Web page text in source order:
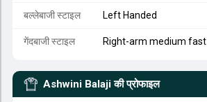
बल्लेबाजी स्टाइल Left Handed
गेंदबाजी स्टाइल Right-arm medium fast
Ashwini Balaji की प्रोफाइल